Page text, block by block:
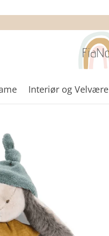
Interiør og Velvære